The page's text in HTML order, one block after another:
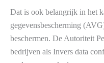
Dat is ook belangrijk in het
gegevensbescherming
beschermen. De Autoriteit
bedrijven als Invers data